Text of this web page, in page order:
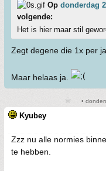
Op donderdag
volgende:
Het is hier maar stil
Zegt degene die 1x per
Maar helaas ja.
•
Kyubey
Zzz nu alle normies
te hebben.